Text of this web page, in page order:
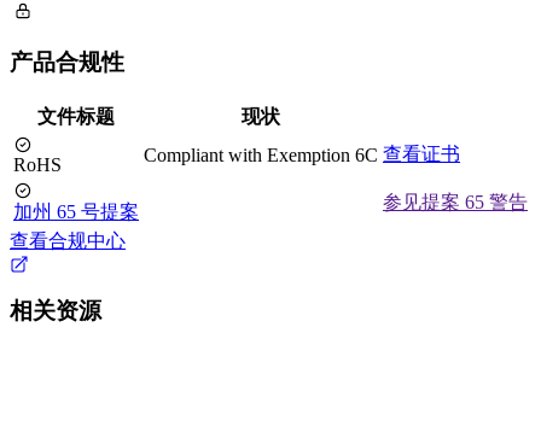
产品合规性
文件标题 现状
RoHS Compliant with Exemption 6C 查看证书
加州 65 号提案
参见提案 65 警告
查看合规中心
相关资源